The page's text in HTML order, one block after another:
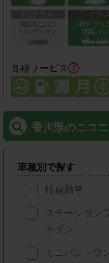
各種サービス
香川県のニコ
車種別で探す
軽自動車
ステーション
セダン
ミニバン・ワ